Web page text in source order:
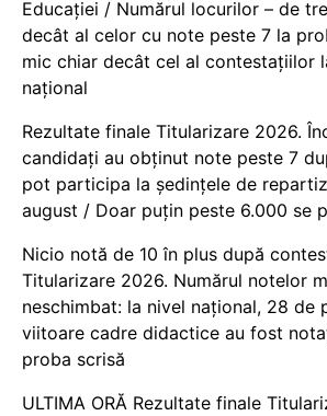
Educației / Numărul locurilor – de
decât al celor cu note peste 7 la
mic chiar decât cel al contestațiilor
național
Rezultate finale Titularizare 2026.
candidați au obținut note peste 7
pot participa la ședințele de
august / Doar puțin peste 6.000 se
Nicio notă de 10 în plus după
Titularizare 2026. Numărul notelor
neschimbat: la nivel național, 28 de
viitoare cadre didactice au fost
proba scrisă
ULTIMA ORĂ Rezultate finale